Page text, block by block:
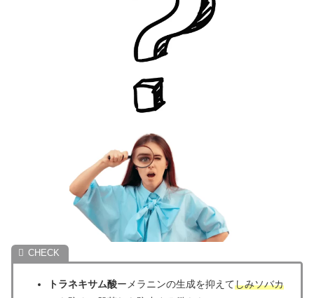
トラネキサム酸ーメラニンの生成を抑えてしみソバカ